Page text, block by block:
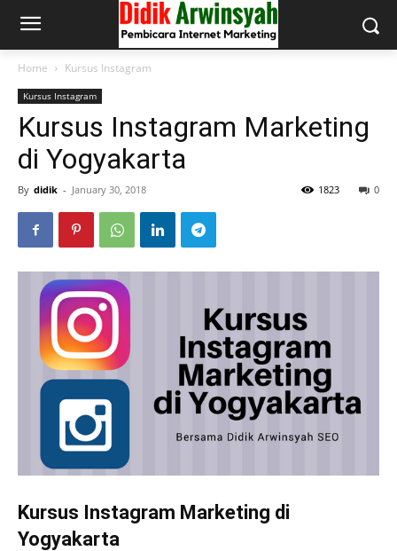
Home Kursus Instagram
Kursus Instagram
Kursus Instagram Marketing
di Yogyakarta
By didik - January 30, 2018 0
1823
Kursus Instagram Marketing di
Yogyakarta